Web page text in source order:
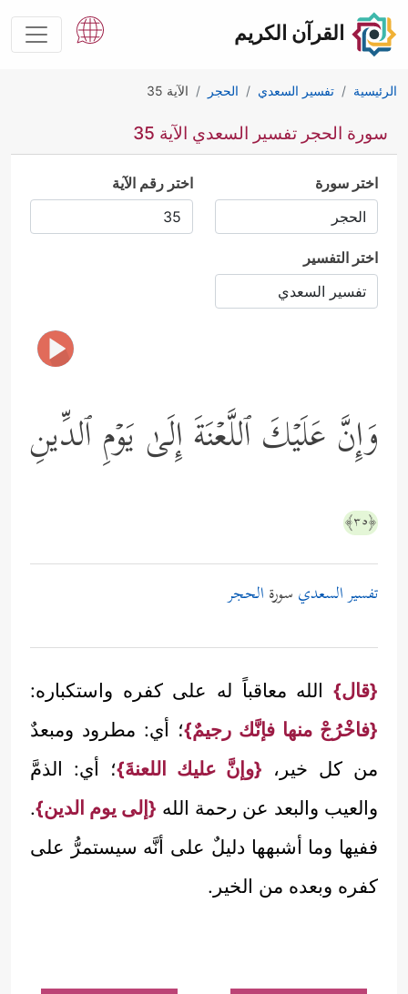
القرآن الكريم
الرئيسية تفسير السعدي الحجر الآية 35
سورة الحجر تفسير السعدي الآية 35
اختر سورة اختر رقم الآية
اختر التفسير
وَإِنَّ عَلَیۡكَ ٱللَّعۡنَةَ إِلَىٰ یَوۡمِ ٱلدِّینِ
﴿٣٥﴾
تفسير السعدي سورة الحجر
{قال} الله معاقباً له على كفره واستكباره:
{فاخْرُجْ منها فإنَّك رجيمٌ}؛ أي: مطرود ومبعدٌ
من كل خير، {وإنَّ عليك اللعنةَ}؛ أي: الذمَّ
والعيب والبعد عن رحمة الله {إلى يوم الدين}.
ففيها وما أشبهها دليلٌ على أنَّه سيستمرُّ على
كفره وبعده من الخير.